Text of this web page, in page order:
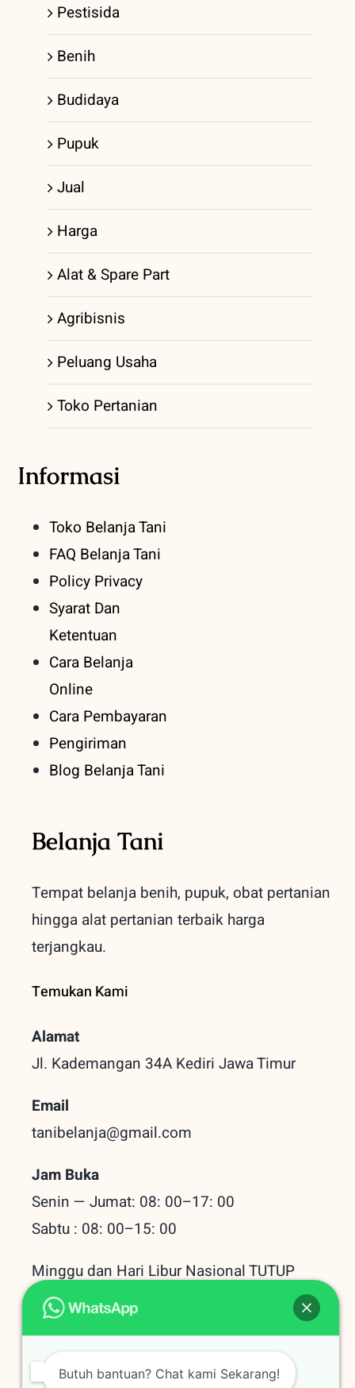
Pestisida
Benih
Budidaya
Pupuk
Jual
Harga
Alat & Spare Part
Agribisnis
Peluang Usaha
Toko Pertanian
Informasi
Toko Belanja Tani
FAQ Belanja Tani
Policy Privacy
Syarat Dan
Ketentuan
Cara Belanja
Online
Cara Pembayaran
Pengiriman
Blog Belanja Tani
Belanja Tani
Tempat belanja benih, pupuk, obat pertanian
hingga alat pertanian terbaikharga
terjangkau.
Temukan Kami
Alamat
Jl. Kademangan 34A Kediri Jawa Timur
Email
tanibelanja@gmail.com
Jam Buka
Senin — Jumat: 08: 00–17: 00
Sabtu : 08: 00–15: 00
Minggu dan Hari Libur Nasional TUTUP
Baru Dilihat
Butuh bantuan? Chat kami Sekarang!